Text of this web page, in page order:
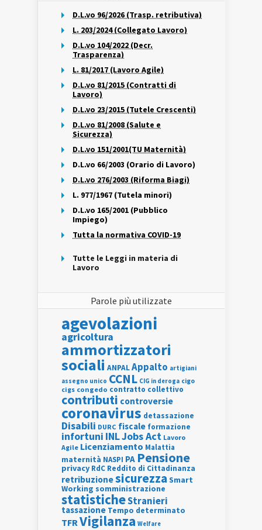
D.L.vo 96/2026 (Trasp. retributiva)
L. 203/2024 (Collegato Lavoro)
D.L.vo 104/2022 (Decr.
Trasparenza)
L. 81/2017 (Lavoro Agile)
D.L.vo 81/2015 (Contratti di
Lavoro)
D.L.vo 23/2015 (Tutele Crescenti)
D.L.vo 81/2008 (Salute e
Sicurezza)
D.L.vo 151/2001(TU Maternità)
D.L.vo 66/2003 (Orario di Lavoro)
D.L.vo 276/2003 (Riforma Biagi)
L. 977/1967 (Tutela minori)
D.L.vo 165/2001 (Pubblico
Impiego)
Tutta la normativa COVID-19
Tutte le Leggi in materia di
Lavoro
Parole più utilizzate
agevolazioni
agricoltura
ammortizzatori
sociali ANPALAppalto artigiani
assegno unico CCNL CIG in deroga cigo
cigs congedo contratto collettivo
contributi controversie
coronavirus detassazione
Disabili DURC fiscale formazione
infortuni INLJobs Act Lavoro
Agile Licenziamento Malattia
maternità NASPI PA Pensione
privacy RdC Reddito di Cittadinanza
retribuzionesicurezza Smart
Working somministrazione
statisticheStranieri
tassazione Tempo determinato
TFRVigilanza Welfare